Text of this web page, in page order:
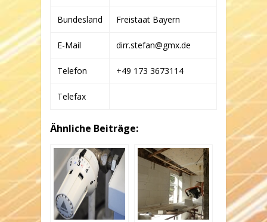
Bundesland Freistaat Bayern
E-Mail dirr.stefan@gmx.de
Telefon +49 173 3673114
Telefax
Ähnliche Beiträge: